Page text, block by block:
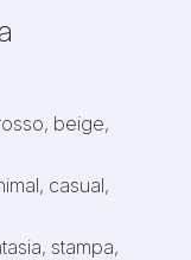
beige,
casual,
stampa,